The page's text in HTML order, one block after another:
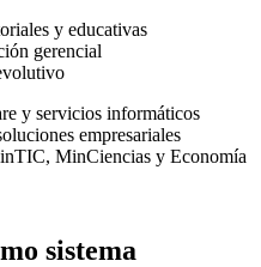
y educativas
gerencial
y servicios informáticos
empresariales
MinCiencias y Economía
sistema